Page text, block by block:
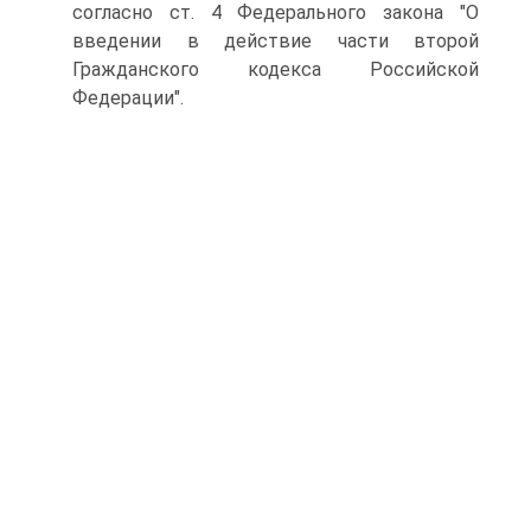
согласно ст. 4 Федерального закона "О
введении в действие части второй
Гражданского кодекса Российской
Федерации".